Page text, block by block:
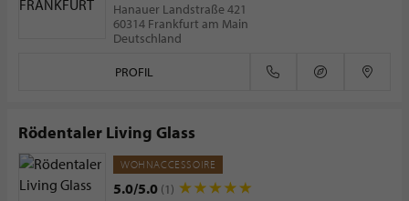
Hanauer Landstraße 421
60314 Frankfurt am Main
Deutschland
PROFIL
Rödentaler Living Glass
WOHNACCESSOIRE
5.0/5.0 (1)